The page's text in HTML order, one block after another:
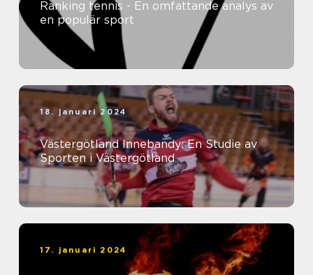
Ranking tennis - En omfattande analys av
en populär sport
18. januari 2024
Västergötland Innebandy: En Studie av
Sporten i Västergötland
17. januari 2024